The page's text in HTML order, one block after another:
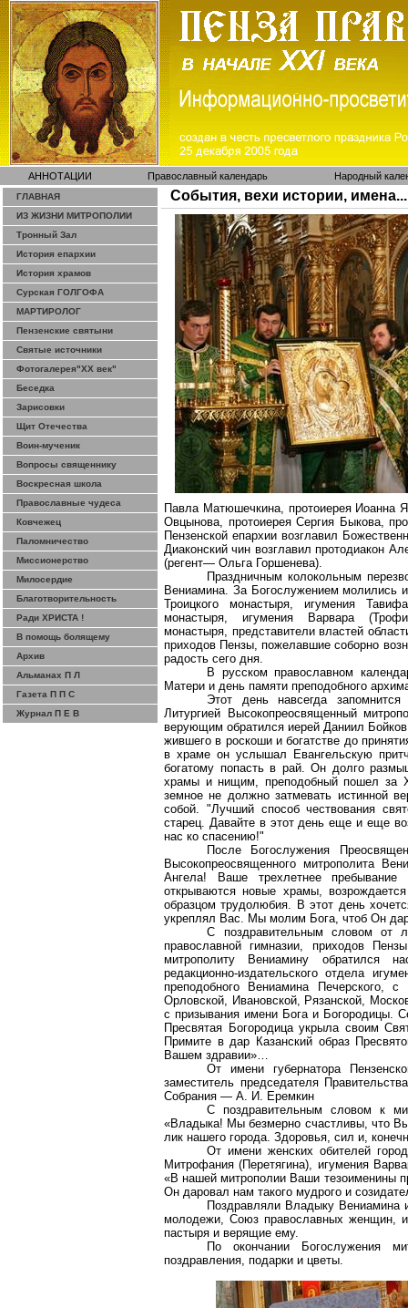
АННОТАЦИИ Православный календарь Народный
ГЛАВНАЯ
ИЗ ЖИЗНИ МИТРОПОЛИИ
Тронный Зал
История епархии
История храмов
Сурская ГОЛГОФА
МАРТИРОЛОГ
Пензенские святыни
Святые источники
Фотогалерея"ХХ век"
Беседка
Зарисовки
Щит Отечества
Воин-мученик
Вопросы священнику
Воскресная школа
Православные чудеса
Ковчежец
Паломничество
Миссионерство
Милосердие
Благотворительность
Ради ХРИСТА !
В помощь болящему
Архив
Альманах П Л
Газета П П С
Журнал П Е В
События, вехи истории, имена...
Павла Матюшечкина, протоиерея Иоанна
Овцынова, протоиерея Сергия Быкова,
Пензенской епархии возглавил
Диаконский чин возглавил протодиакон
(регент— Ольга Горшенева).
Праздничным колокольным
Вениамина. За Богослужением молились
Троицкого монастыря, игумения Тавифа
монастыря, игуменияВарвара
монастыря, представители властей
приходов Пензы, пожелавшие соборно
радость сего дня.
В русском православном
Матери и день памяти преподобного
Этот день навсегда
Литургией Высокопреосвященный
верующим обратился иерей Даниил
жившего в роскоши и богатстве до
в храме он услышал Евангельскую
богатому попасть в рай. Он долго
храмы и нищим, преподобный пошел за
земное не должно затмевать истинной
собой. "Лучший способ чествования
старец. Давайте в этот день еще и еще
нас ко спасению!"
После Богослужения
Высокопреосвященного митрополита
Ангела! Ваше трехлетнее
открываются новые храмы,
образцом трудолюбия. В этот день
укреплял Вас. Мы молим Бога, чтоб Он
С поздравительным словом от
православной гимназии, приходов
митрополиту Вениамину обратился
редакционно-издательского отдела
преподобного Вениамина
Орловской, Ивановской, Рязанской,
с призывания имени Бога и Богородицы.
Пресвятая Богородица укрыла своим
Примите в дар Казанский образ
Вашем здравии»…
От имени губернатора
заместитель председателя
Собрания — А. И. Еремкин
С поздравительным словом к
«Владыка! Мы безмерно счастливы, что
лик нашего города. Здоровья, сил и,
От имени женских обителей
Митрофания (Перетягина), игумения
«В нашей митрополии Ваши тезоименины
Он даровал нам такого мудрого и
Поздравляли Владыку Вениамина
молодежи, Союз православных женщин,
пастыря и верящие ему.
По окончании Богослужения
поздравления, подарки и цветы.